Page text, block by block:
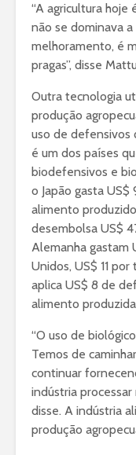
“A agricultura hoje
não se dominava
melhoramento, é
pragas”, disse
Outra tecnologia
produção
uso de defensivos
é um dos países
biodefensivos e
o Japão gasta
alimento
desembolsa US$
Alemanha gastam
Unidos, US$ 11
aplica US$ 8 de
alimento
“O uso de
Temos de
continuar
indústria
disse. A indústria
produção